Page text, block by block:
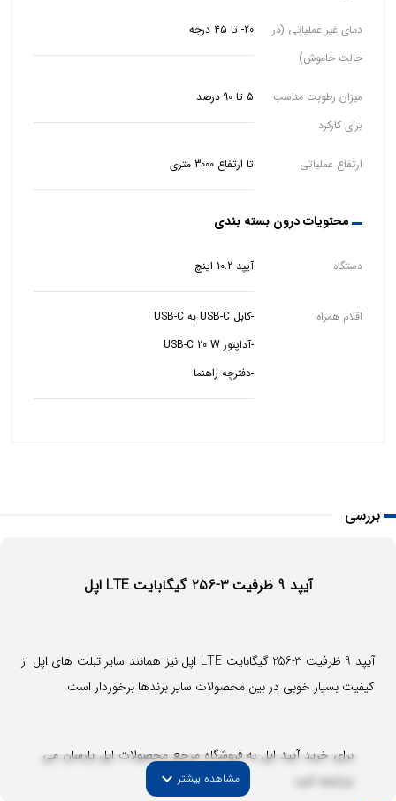
دمای غیر عملیاتی (در
حالت خاموش)
20- تا 45 درجه
میزان رطوبت مناسب
برای کارکرد
5 تا 90 درصد
ارتفاع عملیاتی تا ارتفاع 3000 متری
محتویات درون بسته بندی
دستگاه آیپد 10.2 اینچ
اقلام همراه
-کابل USB-C به USB-C
-آداپتور USB-C 20 W
-دفترچه راهنما
بررسی
آیپد 9 ظرفیت 3-256 گیگابایت LTE اپل
آیپد 9 ظرفیت 3-256 گیگابایت LTE اپل نیز همانند سایر تبلت های اپل ‌از
کیفیت بسیار خوبی در بین محصولات سایر برندها برخوردار است
برای خرید آیپد اپل به فروشگاه مرجع محصولات اپل پارسان می
مراجعه کنید
مشاهده بیشترexpand_more